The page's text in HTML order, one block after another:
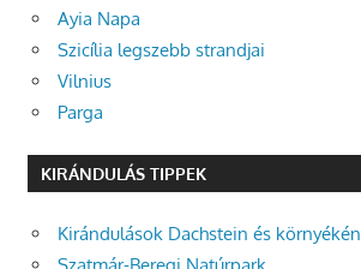
Ayia Napa
Szicília legszebb strandjai
Vilnius
Parga
KIRÁNDULÁS TIPPEK
Kirándulások Dachstein és környékén